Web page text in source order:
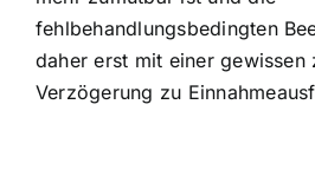
fehlbehandlungsbedingten
daher erst mit einer gewissen
Verzögerung zu